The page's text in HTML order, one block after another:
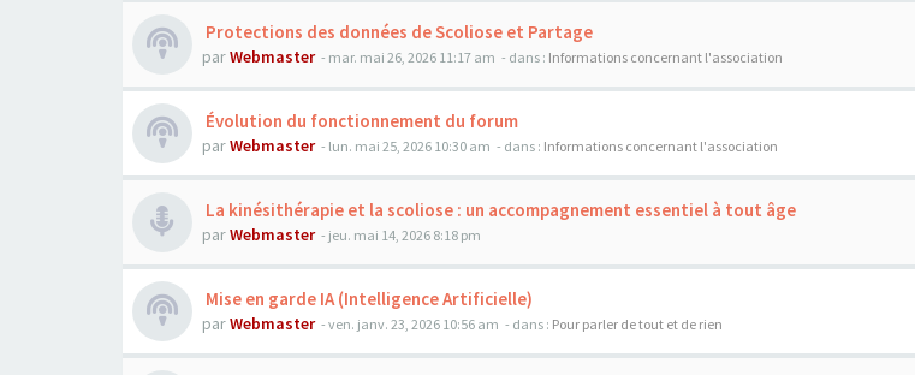
Protections des données de Scoliose et Partage
parWebmaster - mar. mai 26, 2026 11:17 am - dans : Informations concernant l'association
Évolution du fonctionnement du forum
parWebmaster - lun. mai 25, 2026 10:30 am - dans : Informations concernant l'association
La kinésithérapie et la scoliose : un accompagnement essentiel à tout âge
parWebmaster - jeu. mai 14, 2026 8:18 pm
Mise en garde IA (Intelligence Artificielle)
parWebmaster - ven. janv. 23, 2026 10:56 am - dans : Pour parler de tout et de rien